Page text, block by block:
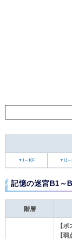
▼1～10F ▼11～
記憶の迷宮B1～
階層
【ボ
【弱